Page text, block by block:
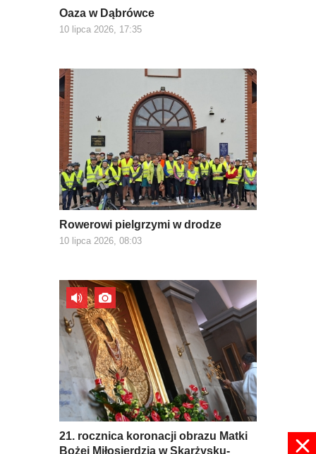
Oaza w Dąbrówce
10 lipca 2026, 17:35
Rowerowi pielgrzymi w drodze
10 lipca 2026, 08:03
21. rocznica koronacji obrazu Matki
Bożej Miłosierdzia w Skarżysku-